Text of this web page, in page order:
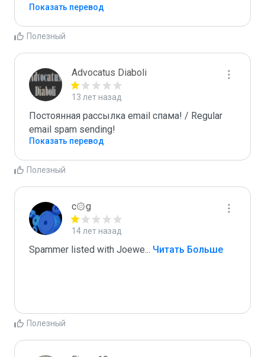
Показать перевод
Полезный
Advocatus Diaboli
13 лет назад
Постоянная рассылка email спама! / Regular
email spam sending!
Показать перевод
Полезный
c۞g
14 лет назад
Spammer listed with Joewe... Читать Больше
Полезный